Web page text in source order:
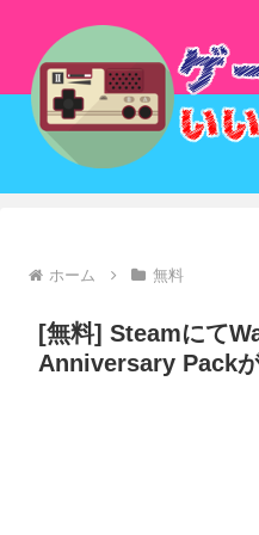
ホーム 無料
[無料] Steamにて
Anniversary Pack